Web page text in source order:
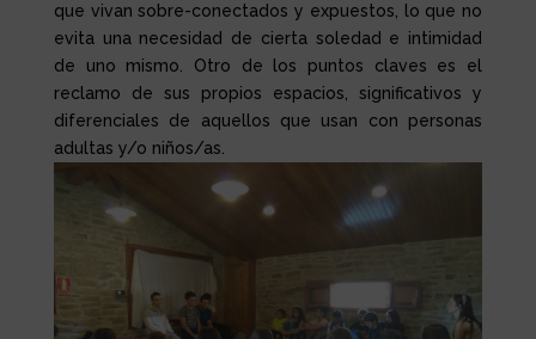
que vivan sobre-conectados y expuestos, lo que no
evita una necesidad de cierta soledad e intimidad
de uno mismo. Otro de los puntos claves es el
reclamo de sus propios espacios, significativos y
diferenciales de aquellos que usan con personas
adultas y/o niños/as.